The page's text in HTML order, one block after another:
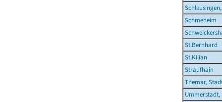
Schmeheim
St.Bernhard
St.Kilian
Straufhain
Themar,
Ummerstadt,